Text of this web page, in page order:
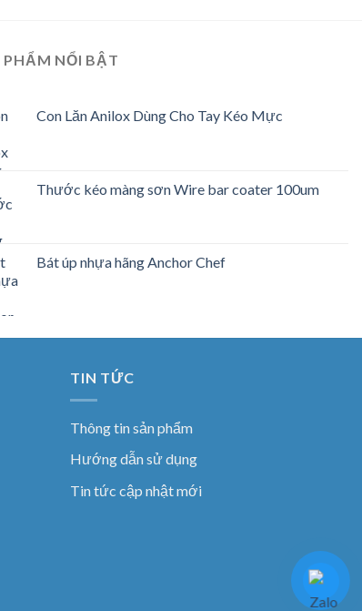
PHẨM NỔI BẬT
Con Lăn Anilox Dùng Cho Tay Kéo Mực
Thước kéo màng sơn Wire bar coater 100um
Bát úp nhựa hãng Anchor Chef
TIN TỨC
Thông tin sản phẩm
Hướng dẫn sử dụng
Tin tức cập nhật mới